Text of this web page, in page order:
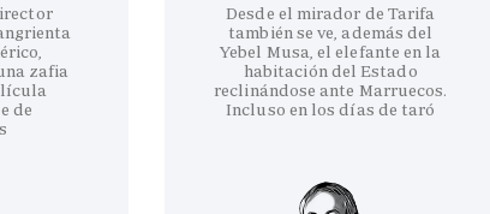
zafia
de
Desde el mirador de Tarifa
también se ve, además del
Yebel Musa, el elefante en la
habitación del Estado
reclinándose ante Marruecos.
Incluso en los días de taró